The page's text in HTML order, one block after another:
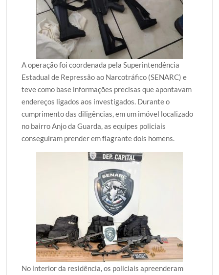
A operação foi coordenada pela Superintendência
Estadual de Repressão ao Narcotráfico (SENARC) e
teve como base informações precisas que apontavam
endereços ligados aos investigados. Durante o
cumprimento das diligências, em um imóvel localizado
no bairro Anjo da Guarda, as equipes policiais
conseguiram prender em flagrante dois homens.
No interior da residência, os policiais apreenderam